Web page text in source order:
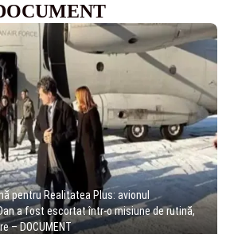
pentru Realitatea Plus: avionul
a fost escortat într-o misiune de rutină,
– DOCUMENT